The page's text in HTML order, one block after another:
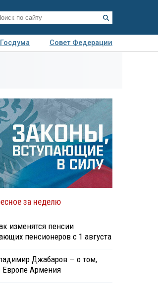
Госдума
Совет Федерации
за неделю
изменятся пенсии
пенсионеров с 1 августа
Джабаров — о том,
Европе Армения